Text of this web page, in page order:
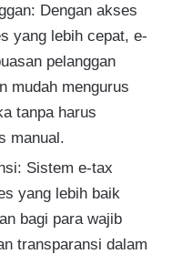
Dengan akses
yang lebih cepat, e-
pelanggan
mudah mengurus
tanpa harus
manual.
Sistem e-tax
yang lebih baik
bagi para wajib
transparansi dalam